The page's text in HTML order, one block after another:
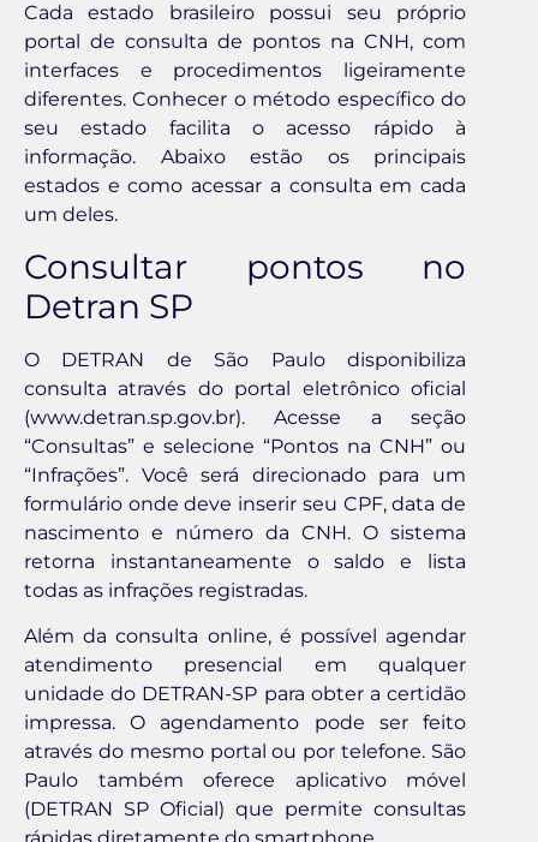
Cada estado brasileiro possui seu próprio
portal de consulta de pontos na CNH, com
interfaces e procedimentos ligeiramente
diferentes. Conhecer o método específico do
seu estado facilita o acesso rápido à
informação. Abaixo estão os principais
estados e como acessar a consulta em cada
um deles.
Consultar pontos no
Detran SP
O DETRAN de São Paulo disponibiliza
consulta através do portal eletrônico oficial
(www.detran.sp.gov.br). Acesse a seção
“Consultas” e selecione “Pontos na CNH” ou
“Infrações”. Você será direcionado para um
formulário onde deve inserir seu CPF, data de
nascimento e número da CNH. O sistema
retorna instantaneamente o saldo e lista
todas as infrações registradas.
Além da consulta online, é possível agendar
atendimento presencial em qualquer
unidade do DETRAN-SP para obter a certidão
impressa. O agendamento pode ser feito
através do mesmo portal ou por telefone. São
Paulo também oferece aplicativo móvel
(DETRAN SP Oficial) que permite consultas